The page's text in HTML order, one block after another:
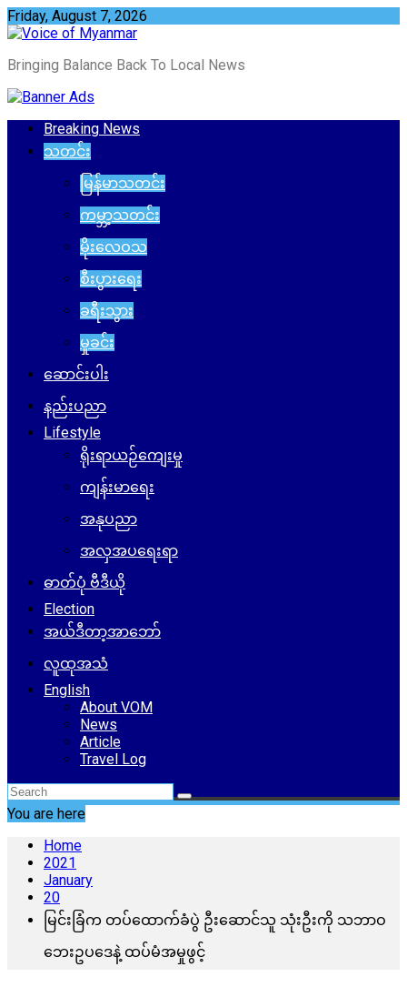
Skip
to
Friday, August 7, 2026
Bringing Balance Back To Local News
Breaking News
သတင်း
မြန်မာသတင်း
ကမ္ဘာ့သတင်း
မိုးလေဝသ
စီးပွားရေး
ခရီးသွား
မှုခင်း
ဆောင်းပါး
နည်းပညာ
Lifestyle
ရိုးရာယဉ်ကျေးမှု
ကျန်းမာရေး
အနုပညာ
အလှအပရေးရာ
ဓာတ်ပုံ ဗီဒီယို
Election
အယ်ဒီတာ့အာဘော်
လူထုအသံ
English
About VOM
News
Article
Travel Log
You are here
Home
2021
January
20
မြင်းခြံက တပ်ထောက်ခံပွဲ ဦးဆောင်သူ သုံးဦးကို သဘာဝ
ဘေးဥပဒေနဲ့ ထပ်မံအမှုဖွင့်